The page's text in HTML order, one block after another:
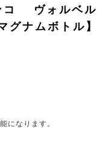
コ ヴォルベル
ナムボトル】
になります。